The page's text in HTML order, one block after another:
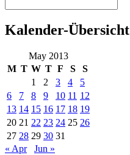
Kalender-Übersicht
May 2013
M T W T F S
S
1
2 3 4
5
6
7 8 9 10 11 12
13 14 15 16 17 18 19
20 21 22 23 24 25 26
27 28 29 30 31
« Apr
Jun »